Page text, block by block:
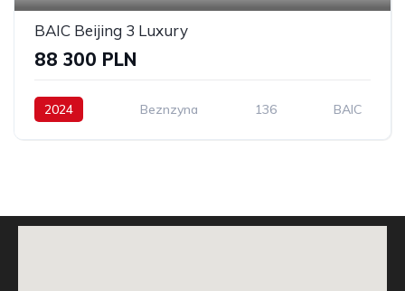
BAIC Beijing 3 Luxury
88 300 PLN
2024 Beznzyna 136 BAIC